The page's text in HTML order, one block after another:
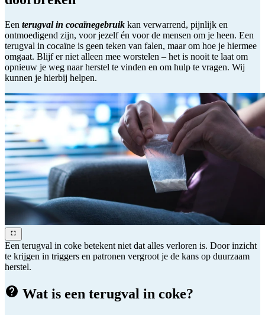
Een terugval in cocaïnegebruik kan verwarrend, pijnlijk en
ontmoedigend zijn, voor jezelf én voor de mensen om je heen. Een
terugval in cocaïne is geen teken van falen, maar om hoe je hiermee
omgaat. Blijf er niet alleen mee worstelen – het is nooit te laat om
opnieuw je weg naar herstel te vinden en om hulp te vragen. Wij
kunnen je hierbij helpen.
Een terugval in coke betekent niet dat alles verloren is. Door inzicht
te krijgen in triggers en patronen vergroot je de kans op duurzaam
herstel.
Wat is een terugval in coke?